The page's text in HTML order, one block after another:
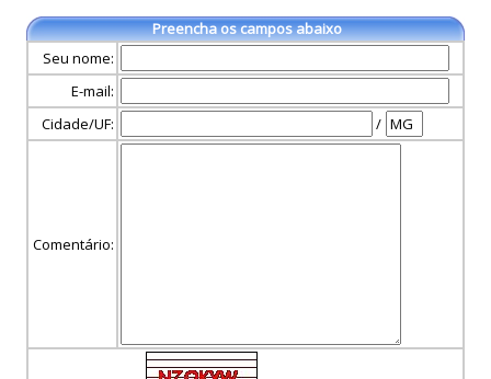
Preencha os campos abaixo
Seu nome:
E-mail:
Cidade/UF:
/
Comentário: